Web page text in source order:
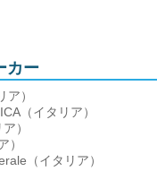
カー
ア）
（イタリア）
）
）
（イタリア）